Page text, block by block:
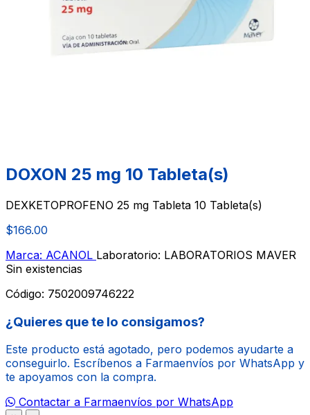
DOXON 25 mg 10 Tableta(s)
DEXKETOPROFENO 25 mg Tableta 10 Tableta(s)
$166.00
Marca: ACANOL Laboratorio: LABORATORIOS MAVER
Sin existencias
Código: 7502009746222
¿Quieres que te lo consigamos?
Este producto está agotado, pero podemos ayudarte a
conseguirlo. Escríbenos a Farmaenvíos por WhatsApp y
te apoyamos con la compra.
Contactar a Farmaenvíos por WhatsApp